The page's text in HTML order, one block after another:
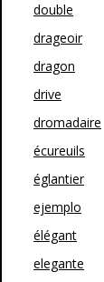
double
drageoir
dragon
drive
dromadaire
écureuils
églantier
ejemplo
élégant
elegante